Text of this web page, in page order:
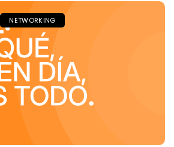
NETWORKING